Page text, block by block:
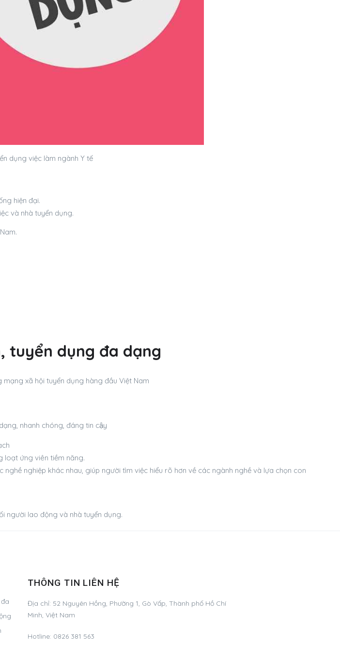
dụng việc làm ngành Y tế
hiện đại.
và nhà tuyển dụng.
tuyển dụng đa dạng
xã hội tuyển dụng hàng đầu Việt Nam
nhanh chóng, đáng tin cậy
loạt ứng viên tiềm năng.
nghiệp khác nhau, giúp người tìm việc hiểu rõ hơn về các ngành nghề và lựa chọn con
người lao động và nhà tuyển dụng.
THÔNG TIN LIÊN HỆ
Địa chỉ: 52 Nguyên Hồng, Phường 1, Gò Vấp, Thành phố Hồ Chí
Minh, Việt Nam
Hotline: 0826 381 563